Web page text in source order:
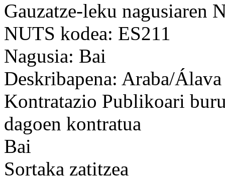
Gauzatze-leku nagusiaren
NUTS kodea: ES211
Nagusia: Bai
Deskribapena: Araba/Álava
Kontratazio Publikoari
dagoen kontratua
Bai
Sortaka zatitzea